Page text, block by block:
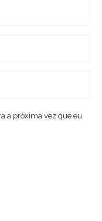
a próxima vez que eu